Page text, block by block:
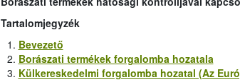
Tartalomjegyzék
Bevezető
Borászati termékek forgalomba hozatala
Külkereskedelmi forgalomba hozatal (Az